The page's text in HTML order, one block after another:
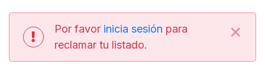
Por favor inicia sesión para
reclamar tu listado.
×